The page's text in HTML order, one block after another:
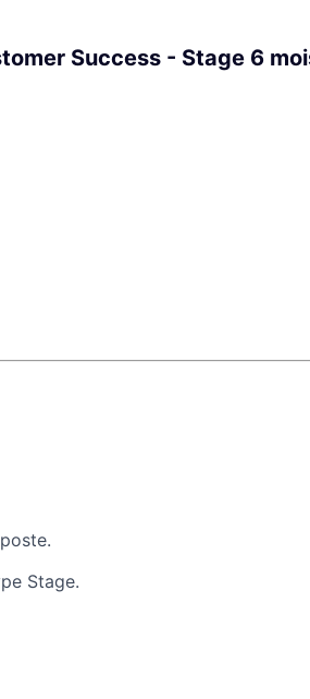
Success - Stage 6
Stage.